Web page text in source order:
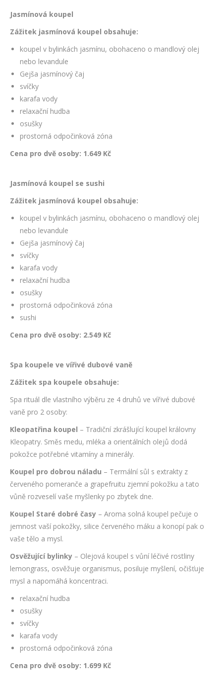
Jasmínová koupel
Zážitek jasmínová koupel obsahuje:
koupel v bylinkách jasmínu, obohaceno o mandlový olej
nebo levandule
Gejša jasmínový čaj
svíčky
karafa vody
relaxační hudba
osušky
prostorná odpočinková zóna
Cena pro dvě osoby: 1.649 Kč
Jasmínová koupel se sushi
Zážitek jasmínová koupel obsahuje:
koupel v bylinkách jasmínu, obohaceno o mandlový olej
nebo levandule
Gejša jasmínový čaj
svíčky
karafa vody
relaxační hudba
osušky
prostorná odpočinková zóna
sushi
Cena pro dvě osoby: 2.549 Kč
Spa koupele ve vířivé dubové vaně
Zážitek spa koupele obsahuje:
Spa rituál dle vlastního výběru ze 4 druhů ve vířivé dubové
vaně pro 2 osoby:
Kleopatřina koupel – Tradiční zkrášlující koupel královny
Kleopatry. Směs medu, mléka a orientálních olejů dodá
pokožce potřebné vitamíny a minerály.
Koupel pro dobrou náladu – Termální sůl s extrakty z
červeného pomeranče a grapefruitu zjemní pokožku a tato
vůně rozveselí vaše myšlenky po zbytek dne.
Koupel Staré dobré časy – Aroma solná koupel pečuje o
jemnost vaší pokožky, silice červeného máku a konopí pak o
vaše tělo a mysl.
Osvěžující bylinky – Olejová koupel s vůní léčivé rostliny
lemongrass, osvěžuje organismus, posiluje myšlení, očišťuje
mysl a napomáhá koncentraci.
relaxační hudba
osušky
svíčky
karafa vody
prostorná odpočinková zóna
Cena pro dvě osoby: 1.699 Kč